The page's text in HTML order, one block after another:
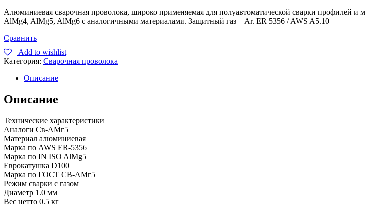
Алюминиевая сварочная проволока, широко применяемая для полуавтоматической сварки профилей
AlMg4, AlMg5, AlMg6 с аналогичными материалами. Защитный газ – Ar. ER 5356 / AWS A5.10
Сравнить
Add to wishlist
Категория: Сварочная проволока
Описание
Описание
Технические характеристики
Аналоги Св-АМг5
Материал алюминиевая
Марка по AWS ER-5356
Марка по IN ISO AlMg5
Еврокатушка D100
Марка по ГОСТ СВ-АМг5
Режим сварки с газом
Диаметр 1.0 мм
Вес нетто 0.5 кг